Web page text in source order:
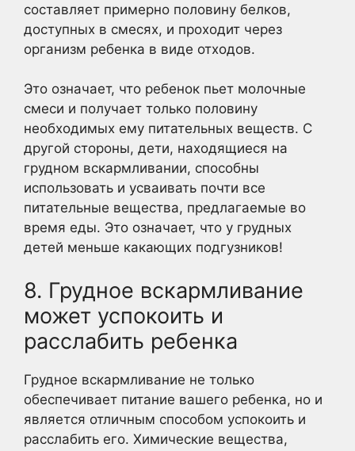
составляет примерно половину белков,
доступных в смесях, и проходит через
организм ребенка в виде отходов.
Это означает, что ребенок пьет молочные
смеси и получает только половину
необходимых ему питательных веществ. С
другой стороны, дети, находящиеся на
грудном вскармливании, способны
использовать и усваивать почти все
питательные вещества, предлагаемые во
время еды. Это означает, что у грудных
детей меньше какающих подгузников!
8. Грудное вскармливание
может успокоить и
расслабить ребенка
Грудное вскармливание не только
обеспечивает питание вашего ребенка, но и
является отличным способом успокоить и
расслабить его. Химические вещества,